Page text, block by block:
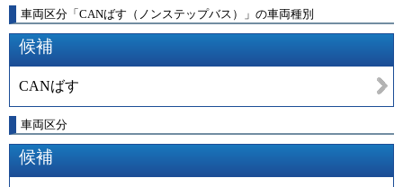
車両区分「CANばす（ノンステップバス）」の車両種別
候補
CANばす
車両区分
候補